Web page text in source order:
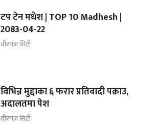
टप टेन मधेश | TOP 10 Madhesh |
2083-04-22
वीरगंज सिटी
विभिन्न मुद्दाका ६ फरार प्रतिवादी पक्राउ,
अदालतमा पेश
वीरगंज सिटी